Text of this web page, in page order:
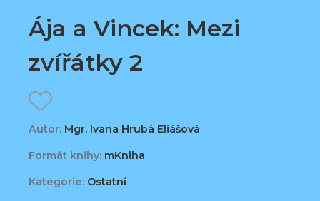
Ája a Vincek: Mezi
zvířátky 2
Autor: Mgr. Ivana Hrubá Eliášová
Formát knihy: mKniha
Kategorie: Ostatní